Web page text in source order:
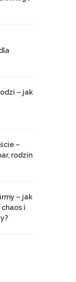
– jak
–
rodzin
– jak
i